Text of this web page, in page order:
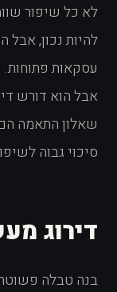
לא כל שיפור
להיות נכון, אבל
עסקאות פתוחות.
אבל הוא דורש
שאלון התאמה הם
סיכוי גבוה
דירוג
בנה טבלה